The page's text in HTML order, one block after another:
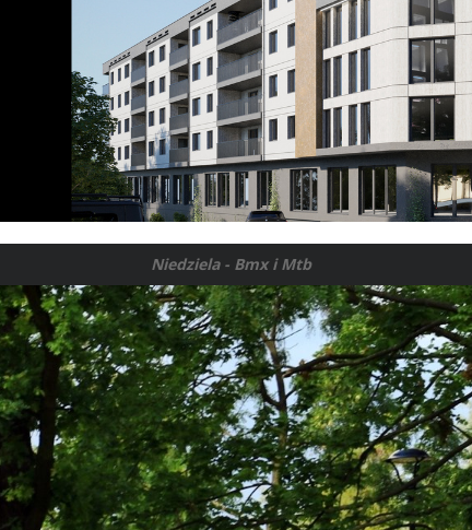
Niedziela - Bmx i Mtb